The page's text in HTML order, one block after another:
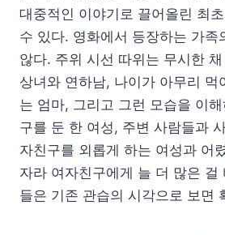
대중적인 이야기로 끌어올린 최
수 있다. 영화에서 등장하는 가족
않다. 주위 시선 따위는 무시한
상녀와 연하남, 나이가 아무리 먹
는 엄마, 그리고 그런 모습을 이
구를 둔 한 여성, 주변 사람들과
자친구를 외롭게 하는 여성과 어
자라 여자친구에게 늘 더 많은
들은 기존 관습의 시각으로 보면